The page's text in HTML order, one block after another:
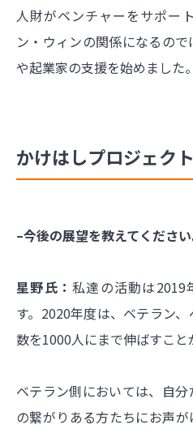
人財がベンチャーをサポー
ン・ウィンの関係になるの
や起業家の支援を始めました。
かけはしプロジェク
–今後の展望を教えてください
星野氏：私達の活動は2019
す。2020年度は、ベテラン
数を1000人にまで伸ばすこと
ベテラン側においては、自
の繋がりある方たちにお声